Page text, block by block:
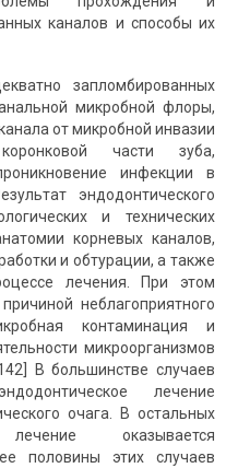
каналов и способы их
запломбированных
микробной флоры,
от микробной инвазии
части зуба,
инфекции в
эндодонтического
и технических
корневых каналов,
и обтурации, а также
лечения. При этом
неблагоприятного
контаминация и
микроорганизмов
В большинстве случаев
лечение
очага. В остальных
оказывается
половины этих случаев